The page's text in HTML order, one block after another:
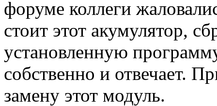
форуме коллеги
стоит этот акумулятор,
установленную
собственно и отвечает.
замену этот модуль.